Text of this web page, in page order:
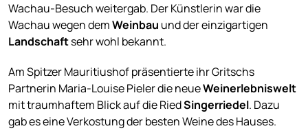
Wachau-Besuch weitergab. Der Künstlerin war die
Wachau wegen demWeinbau und der einzigartigen
Landschaftsehr wohl bekannt.
Am Spitzer Mauritiushof präsentierte ihr Gritschs
Partnerin Maria-Louise Pieler die neueWeinerlebniswelt
mit traumhaftem Blick auf die RiedSingerriedel. Dazu
gab es eine Verkostung der besten Weine des Hauses.